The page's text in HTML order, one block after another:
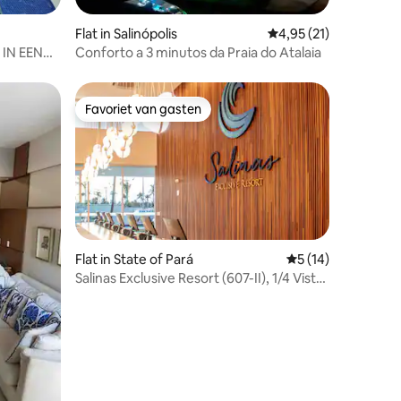
EEN
Flat in Salinópolis Gemiddelde
4,95 (21)
Conforto a 3 minutos da Praia do Atalaia
Favoriet van gasten
Favoriet van gasten
Flat in State of Pará Gemiddelde
5 (14)
Salinas Exclusive Resort (607-II), 1/4 Vista